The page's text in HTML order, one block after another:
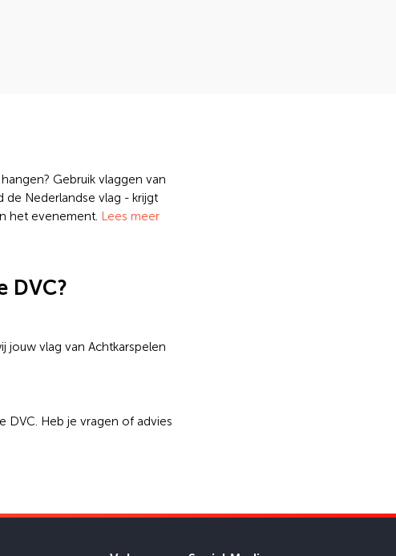
Gebruik vlaggen van
Nederlandse vlag - krijgt
het evenement. Lees meer
DVC?
jouw vlag van Achtkarspelen
DVC. Heb je vragen of advies